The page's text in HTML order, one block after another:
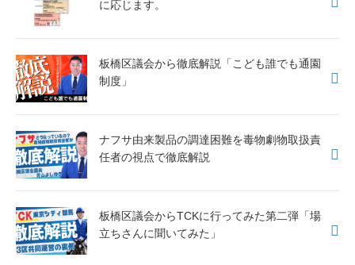
o
o
k
に応じます。
板橋区議会から徹底解説「こども誰でも通園
制度」
ナフサ由来製品の調達困難を毒物劇物取扱責
任者の視点で徹底解説
板橋区議会からTCKに行ってみた第二弾「場
立ちさんに聞いてみた」